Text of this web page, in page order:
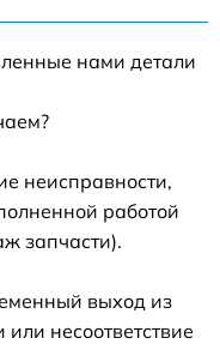
нами детали
неисправности,
работой
запчасти).
выход из
или несоответствие